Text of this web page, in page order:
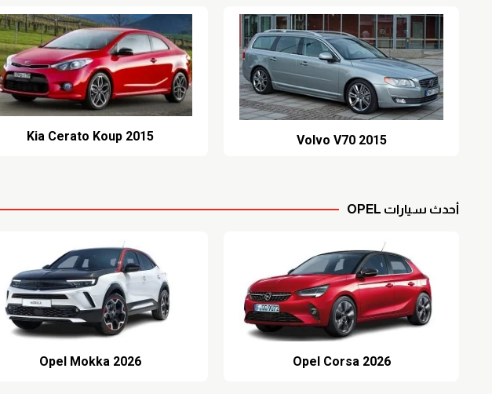
Volvo V70 2015
Kia Cerato Koup 2015
أحدث سيارات OPEL
Opel Corsa 2026
Opel Mokka 2026